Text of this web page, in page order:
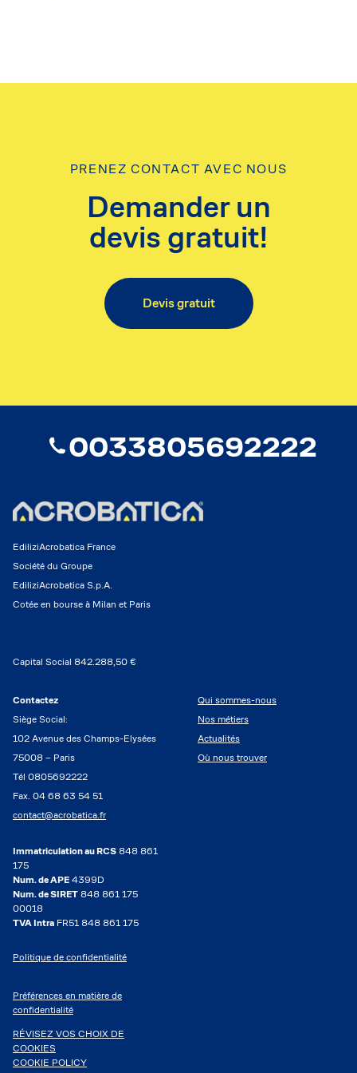
PRENEZ CONTACT AVEC NOUS
Demander un
devis gratuit!
Devis gratuit
0033805692222
EdiliziAcrobatica France
Société du Groupe
EdiliziAcrobatica S.p.A.
Cotée en bourse à Milan et Paris
Capital Social 842.288,50 €
Contactez
Siège Social:
102 Avenue des Champs-Elysées
75008 – Paris
Tél 0805692222
Fax. 04 68 63 54 51
contact@acrobatica.fr
Qui sommes-nous
Nos métiers
Actualités
Où nous trouver
Immatriculation au RCS 848 861
175
Num. de APE 4399D
Num. de SIRET 848 861 175
00018
TVA Intra FR51 848 861 175
Politique de confidentialité
Préférences en matière de
confidentialité
RÉVISEZ VOS CHOIX DE
COOKIES
COOKIE POLICY